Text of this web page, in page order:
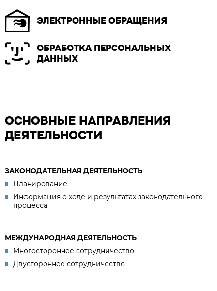
ЭЛЕКТРОННЫЕ ОБРАЩЕНИЯ
ОБРАБОТКА ПЕРСОНАЛЬНЫХ
ДАННЫХ
ОСНОВНЫЕ НАПРАВЛЕНИЯ
ДЕЯТЕЛЬНОСТИ
ЗАКОНОДАТЕЛЬНАЯ ДЕЯТЕЛЬНОСТЬ
Планирование
Информация о ходе и результатах законодательного
процесса
МЕЖДУНАРОДНАЯ ДЕЯТЕЛЬНОСТЬ
Многостороннее сотрудничество
Двустороннее сотрудничество